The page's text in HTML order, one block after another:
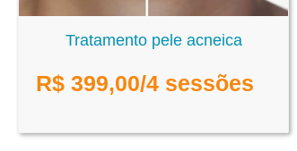
Tratamento pele acneica
R$ 399,00/4 sessões